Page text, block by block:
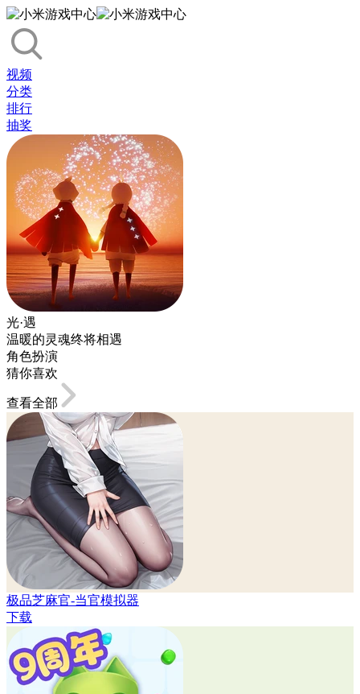
视频
分类
排行
抽奖
光·遇
温暖的灵魂终将相遇
角色扮演
猜你喜欢
查看全部
极品芝麻官-当官模拟器
下载